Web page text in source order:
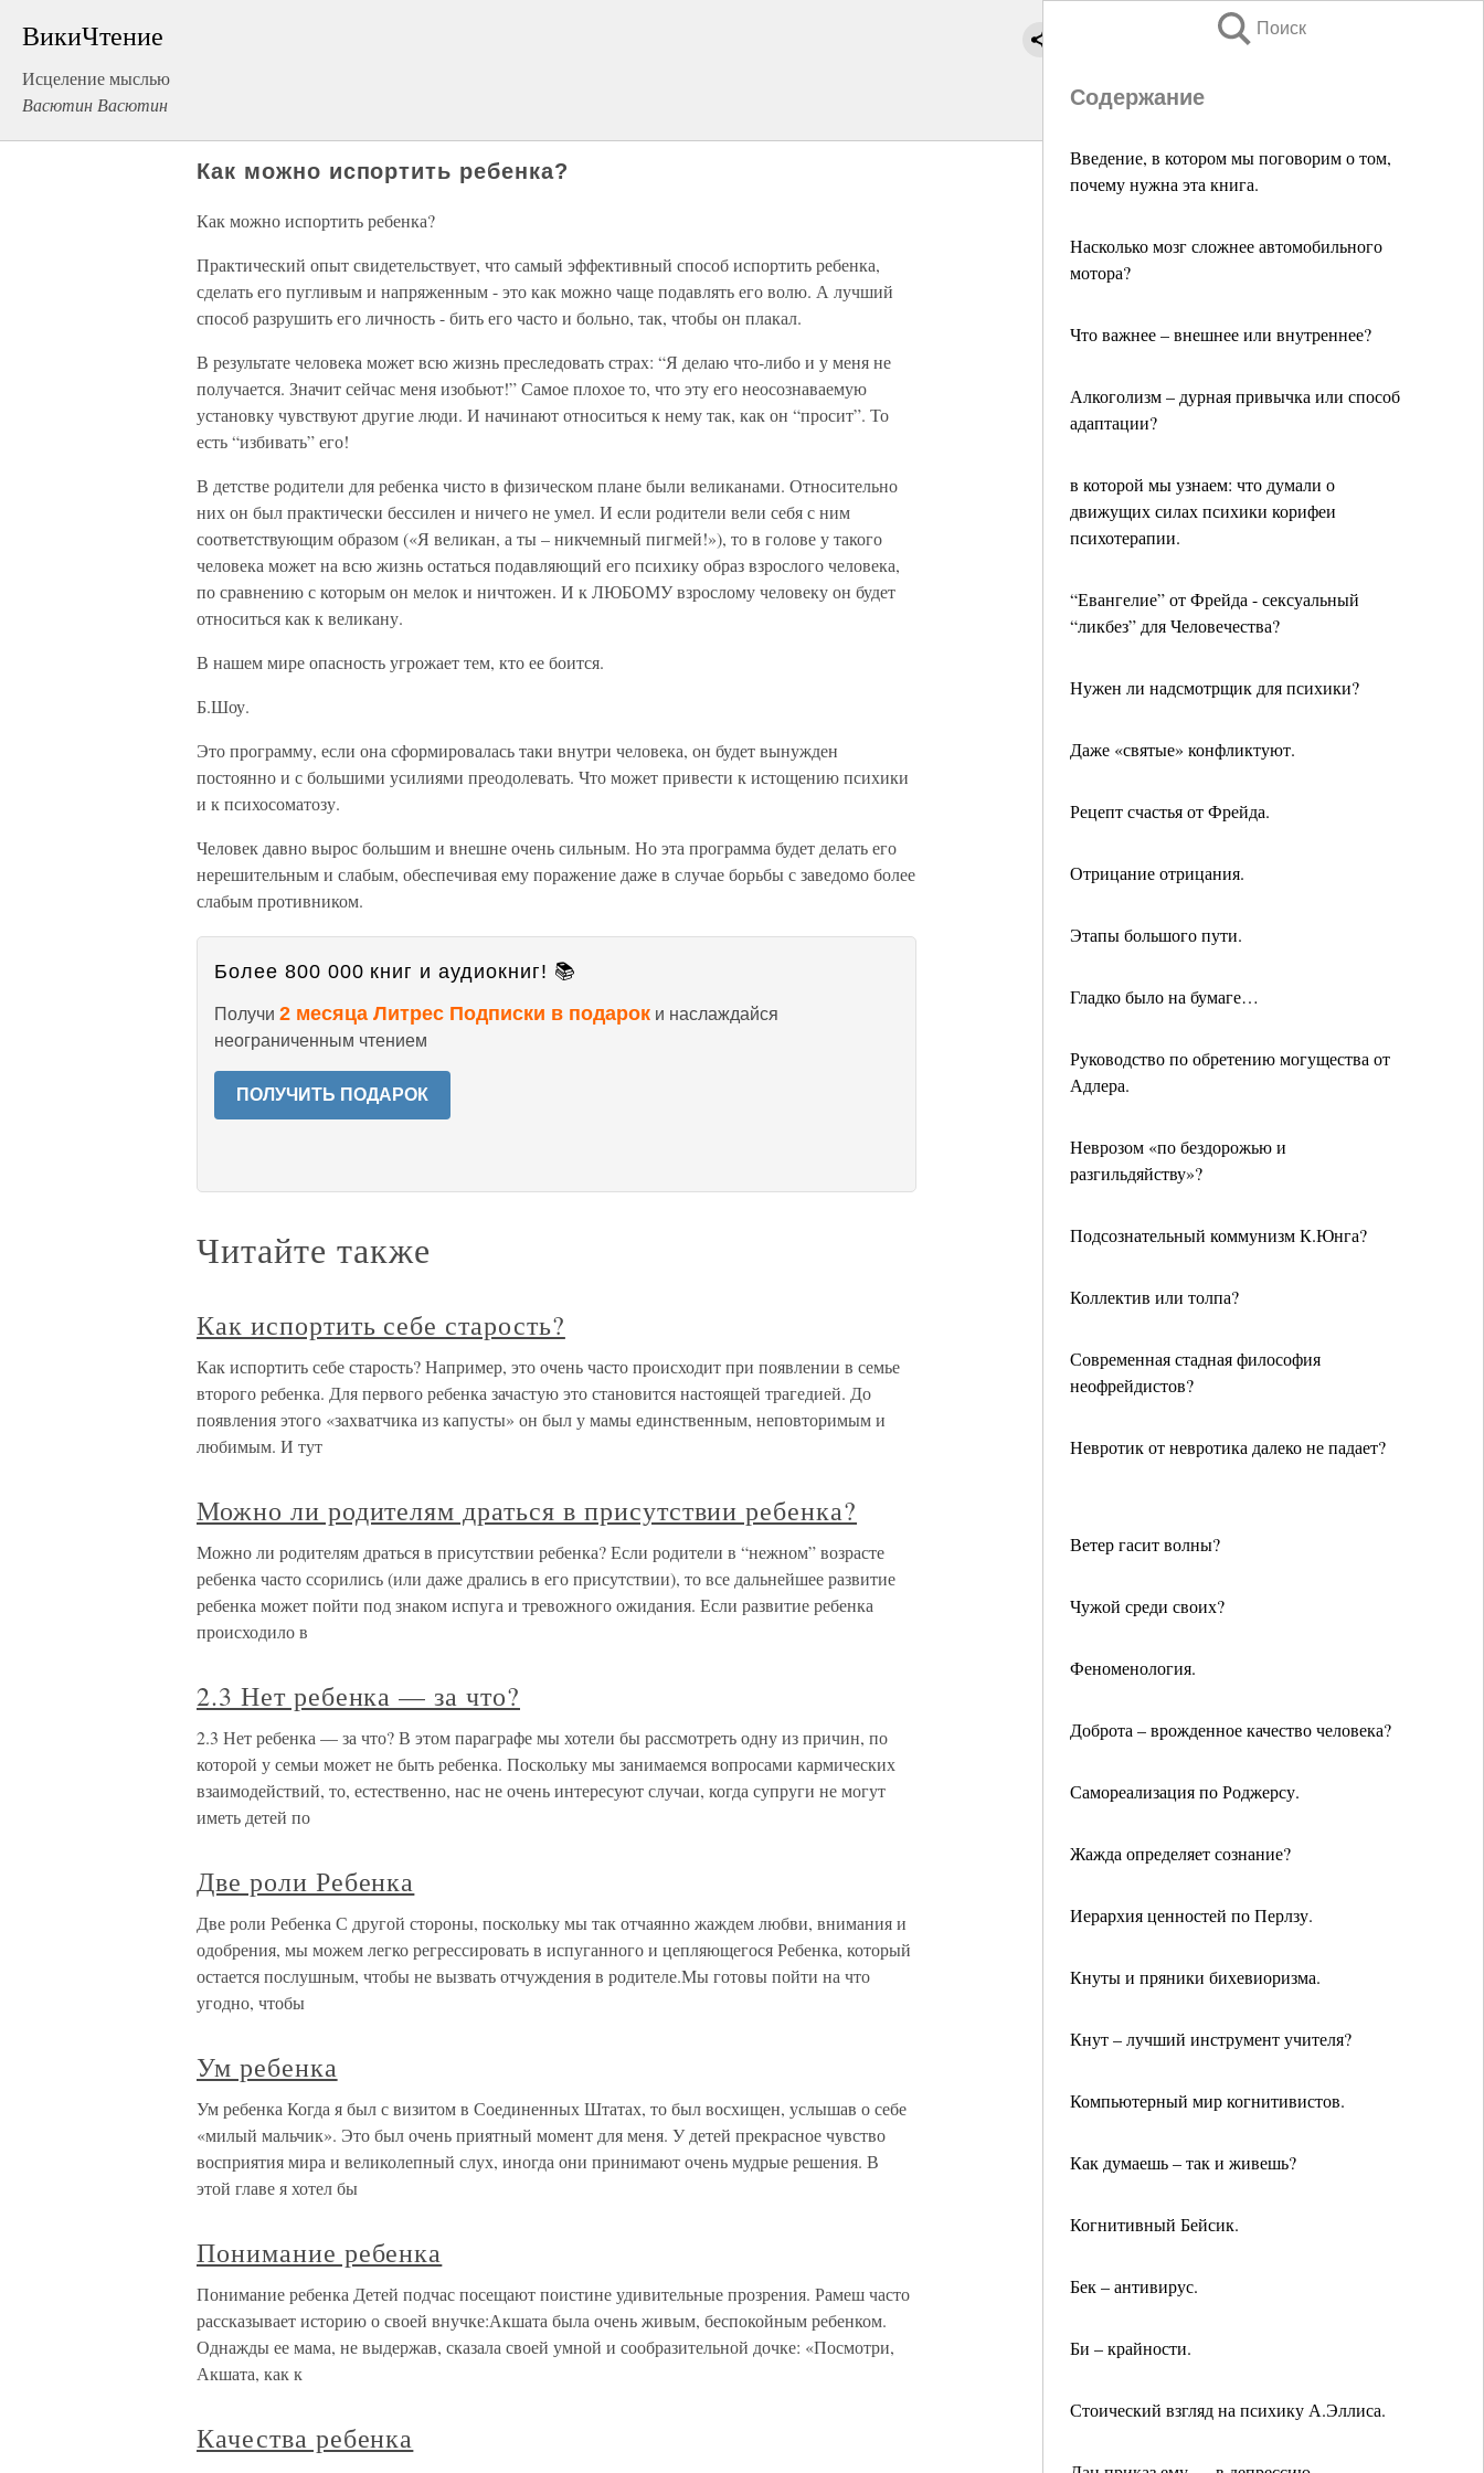
ВикиЧтение
Исцеление мыслью
Васютин Васютин
Поиск
Содержание
Введение, в котором мы поговорим о том,
почему нужна эта книга.
Насколько мозг сложнее автомобильного
мотора?
Что важнее – внешнее или внутреннее?
Алкоголизм – дурная привычка или способ
адаптации?
в которой мы узнаем: что думали о
движущих силах психики корифеи
психотерапии.
“Евангелие” от Фрейда - сексуальный
“ликбез” для Человечества?
Нужен ли надсмотрщик для психики?
Даже «святые» конфликтуют.
Рецепт счастья от Фрейда.
Отрицание отрицания.
Этапы большого пути.
Гладко было на бумаге…
Руководство по обретению могущества от
Адлера.
Неврозом «по бездорожью и
разгильдяйству»?
Подсознательный коммунизм К.Юнга?
Коллектив или толпа?
Современная стадная философия
неофрейдистов?
Невротик от невротика далеко не падает?
Ветер гасит волны?
Чужой среди своих?
Феноменология.
Доброта – врожденное качество человека?
Самореализация по Роджерсу.
Жажда определяет сознание?
Иерархия ценностей по Перлзу.
Кнуты и пряники бихевиоризма.
Кнут – лучший инструмент учителя?
Компьютерный мир когнитивистов.
Как думаешь – так и живешь?
Когнитивный Бейсик.
Бек – антивирус.
Би – крайности.
Стоический взгляд на психику А.Эллиса.
Как можно испортить ребенка?
Как можно испортить ребенка?
Практический опыт свидетельствует, что самый эффективный способ испортить ребенка,
сделать его пугливым и напряженным - это как можно чаще подавлять его волю. А лучший
способ разрушить его личность - бить его часто и больно, так, чтобы он плакал.
В результате человека может всю жизнь преследовать страх: “Я делаю что-либо и у меня не
получается. Значит сейчас меня изобьют!” Самое плохое то, что эту его неосознаваемую
установку чувствуют другие люди. И начинают относиться к нему так, как он “просит”. То
есть “избивать” его!
В детстве родители для ребенка чисто в физическом плане были великанами. Относительно
них он был практически бессилен и ничего не умел. И если родители вели себя с ним
соответствующим образом («Я великан, а ты – никчемный пигмей!»), то в голове у такого
человека может на всю жизнь остаться подавляющий его психику образ взрослого человека,
по сравнению с которым он мелок и ничтожен. И к ЛЮБОМУ взрослому человеку он будет
относиться как к великану.
В нашем мире опасность угрожает тем, кто ее боится.
Б.Шоу.
Это программу, если она сформировалась таки внутри человека, он будет вынужден
постоянно и с большими усилиями преодолевать. Что может привести к истощению психики
и к психосоматозу.
Человек давно вырос большим и внешне очень сильным. Но эта программа будет делать его
нерешительным и слабым, обеспечивая ему поражение даже в случае борьбы с заведомо более
слабым противником.
Более 800 000 книг и аудиокниг! 📚
Получи 2 месяца Литрес Подписки в подарок и наслаждайся
неограниченным чтением
ПОЛУЧИТЬ ПОДАРОК
Читайте также
Как испортить себе старость?
Как испортить себе старость? Например, это очень часто происходит при появлении в семье
второго ребенка. Для первого ребенка зачастую это становится настоящей трагедией. До
появления этого «захватчика из капусты» он был у мамы единственным, неповторимым и
любимым. И тут
Можно ли родителям драться в присутствии ребенка?
Можно ли родителям драться в присутствии ребенка? Если родители в “нежном” возрасте
ребенка часто ссорились (или даже дрались в его присутствии), то все дальнейшее развитие
ребенка может пойти под знаком испуга и тревожного ожидания. Если развитие ребенка
происходило в
2.3 Нет ребенка — за что?
2.3 Нет ребенка — за что? В этом параграфе мы хотели бы рассмотреть одну из причин, по
которой у семьи может не быть ребенка. Поскольку мы занимаемся вопросами кармических
взаимодействий, то, естественно, нас не очень интересуют случаи, когда супруги не могут
иметь детей по
Две роли Ребенка
Две роли Ребенка С другой стороны, поскольку мы так отчаянно жаждем любви, внимания и
одобрения, мы можем легко регрессировать в испуганного и цепляющегося Ребенка, который
остается послушным, чтобы не вызвать отчуждения в родителе.Мы готовы пойти на что
угодно, чтобы
Ум ребенка
Ум ребенка Когда я был с визитом в Соединенных Штатах, то был восхищен, услышав о себе
«милый мальчик». Это был очень приятный момент для меня. У детей прекрасное чувство
восприятия мира и великолепный слух, иногда они принимают очень мудрые решения. В
этой главе я хотел бы
Понимание ребенка
Понимание ребенка Детей подчас посещают поистине удивительные прозрения. Рамеш часто
рассказывает историю о своей внучке:Акшата была очень живым, беспокойным ребенком.
Однажды ее мама, не выдержав, сказала своей умной и сообразительной дочке: «Посмотри,
Акшата, как к
Качества ребенка